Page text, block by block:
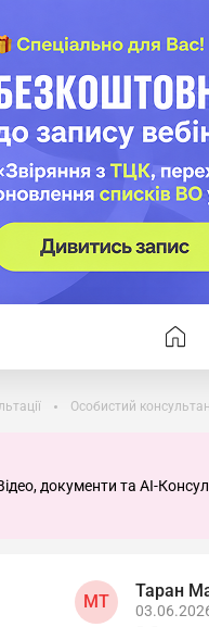
Особистий
документи та AI-
МТ
Таран